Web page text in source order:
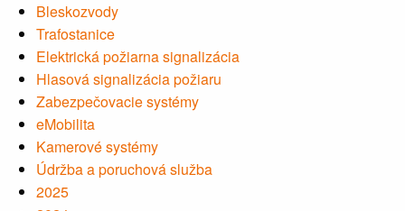
Bleskozvody
Trafostanice
Elektrická požiarna signalizácia
Hlasová signalizácia požiaru
Zabezpečovacie systémy
eMobilita
Kamerové systémy
Údržba a poruchová služba
2025